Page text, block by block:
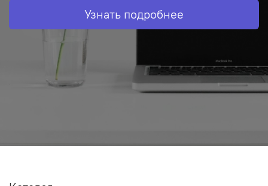
Узнать подробнее